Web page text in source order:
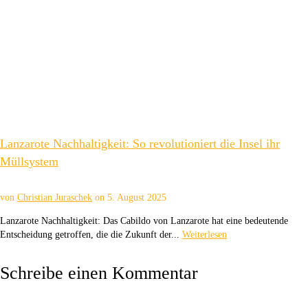
Lanzarote Nachhaltigkeit: So revolutioniert die Insel ihr
Müllsystem
von Christian Juraschek on 5. August 2025
Lanzarote Nachhaltigkeit: Das Cabildo von Lanzarote hat eine bedeutende
Entscheidung getroffen, die die Zukunft der... Weiterlesen
Schreibe einen Kommentar